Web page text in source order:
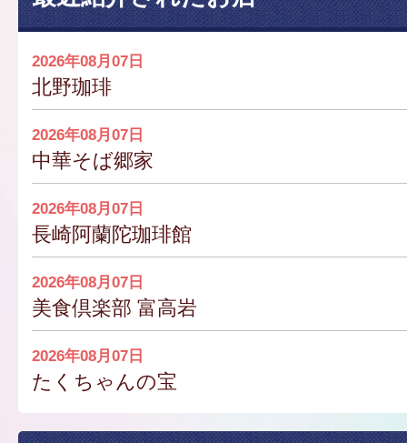
2026年08月07日
北野珈琲
2026年08月07日
中華そば郷家
2026年08月07日
長崎阿蘭陀珈琲館
2026年08月07日
美食倶楽部 富高岩
2026年08月07日
たくちゃんの宝